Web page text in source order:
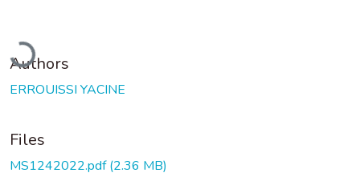
Authors
ERROUISSI YACINE
Files
MS1242022.pdf(2.36 MB)